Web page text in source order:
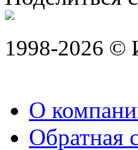
1998-2026 ©
О
Обратная